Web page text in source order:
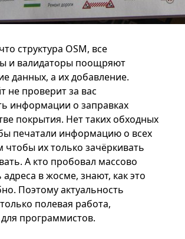
структура OSM, все
и валидаторы поощряют
данных, а их добавление.
не проверит за вас
информации о заправках
покрытия. Нет таких обходных
печатали информацию о всех
чтобы их только зачёркивать
А кто пробовал массово
адреса в жосме, знают, как это
Поэтому актуальность
полевая работа,
программистов.